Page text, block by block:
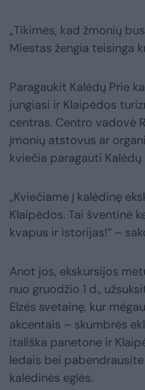
„Tikimės, kad žmonių
Miestas žengia teisinga
Paragaukit Kalėdų Prie
jungiasi ir Klaipėdos
centras. Centro vadovė
įmonių atstovus ar
kviečia paragauti Kalėdų
„Kviečiame į kalėdinę
Klaipėdos. Tai šventinė
kvapus ir istorijas!“ –
Anot jos, ekskursijos
nuo gruodžio 1 d.,
Elzės svetainę, kur
akcentais – skumbrės
itališka panetone ir
ledais bei
kalėdinės eglės.